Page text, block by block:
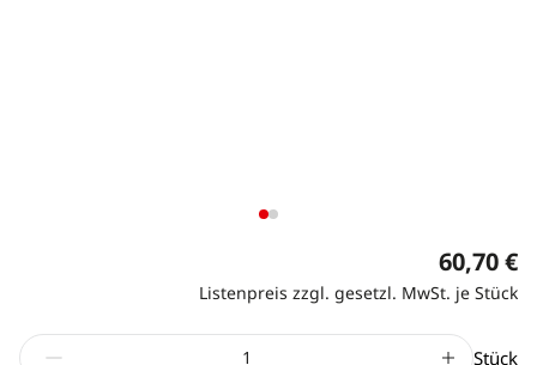
60,70 €
Listenpreis zzgl. gesetzl. MwSt. je Stück
Stück